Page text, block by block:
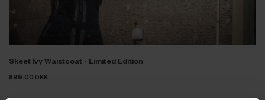
Skeet Ivy Waistcoat - Limited Edition
899.00 DKK